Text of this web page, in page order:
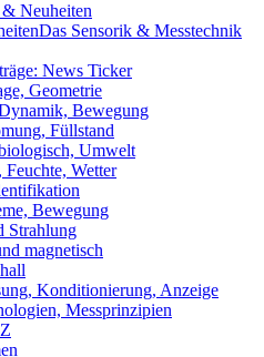
Neuheiten
Das Sensorik & Messtechnik
News Ticker
Geometrie
Bewegung
Füllstand
Umwelt
Feuchte, Wetter
Bewegung
Strahlung
magnetisch
Konditionierung, Anzeige
Messprinzipien